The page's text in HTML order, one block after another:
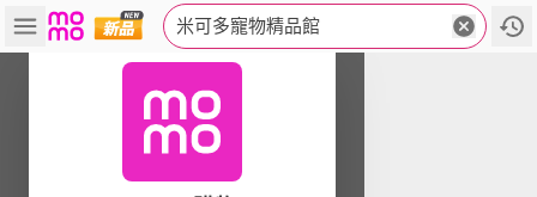
米可多寵物精品館